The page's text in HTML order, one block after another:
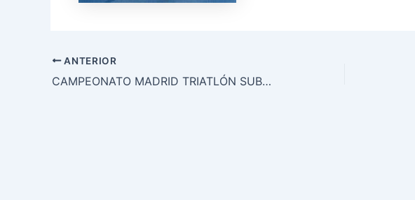
ANTERIOR
CAMPEONATO MADRID TRIATLÓN SUB14